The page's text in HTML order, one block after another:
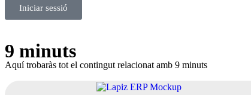
Iniciar sessió
9 minuts
Aquí trobaràs tot el contingut relacionat amb 9 minuts